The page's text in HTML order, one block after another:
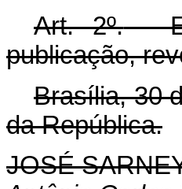
Art. 2º.-
publicação,
Brasília, 30
da República.
JOSÉ